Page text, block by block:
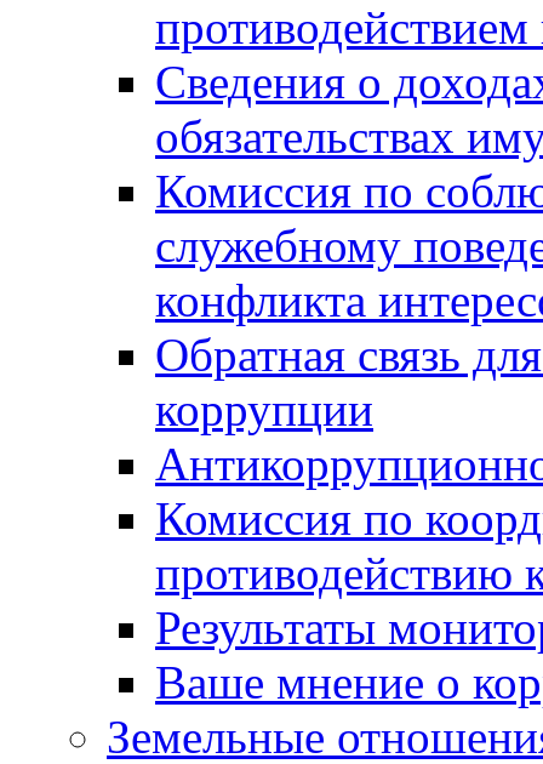
Сведения о
обязательствах
Комиссия по
служебному
конфликта
Обратная связь
коррупции
Комиссия по
противодействию
Результаты
Ваше мнение о
Земельные